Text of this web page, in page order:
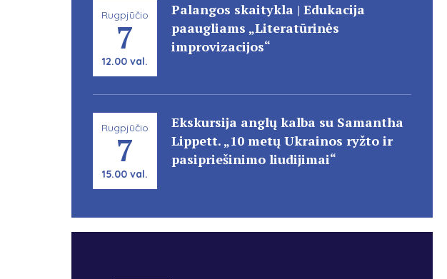
Rugpjūčio
7
12.00 val.
Palangos skaitykla | Edukacija
paaugliams „Literatūrinės
improvizacijos“
Rugpjūčio
7
15.00 val.
Ekskursija anglų kalba su Samantha
Lippett. „10 metų Ukrainos ryžto ir
pasipriešinimo liudijimai“